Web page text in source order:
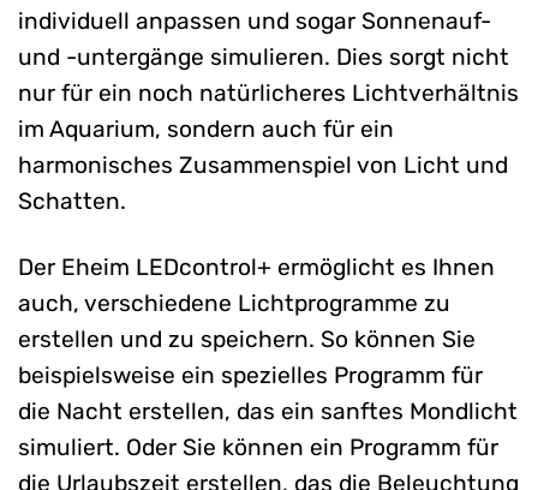
individuell anpassen und sogar Sonnenauf-
und -untergänge simulieren. Dies sorgt nicht
nur für ein noch natürlicheres Lichtverhältnis
im Aquarium, sondern auch für ein
harmonisches Zusammenspiel von Licht und
Schatten.
Der Eheim LEDcontrol+ ermöglicht es Ihnen
auch, verschiedene Lichtprogramme zu
erstellen und zu speichern. So können Sie
beispielsweise ein spezielles Programm für
die Nacht erstellen, das ein sanftes Mondlicht
simuliert. Oder Sie können ein Programm für
die Urlaubszeit erstellen, das die Beleuchtung